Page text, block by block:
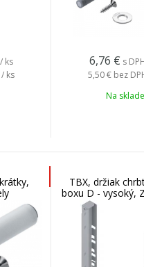
ks
ks
6,76 € s
5,50 € bez
Na sklade
TBX, držiak
boxu D - vysoký,
šedý